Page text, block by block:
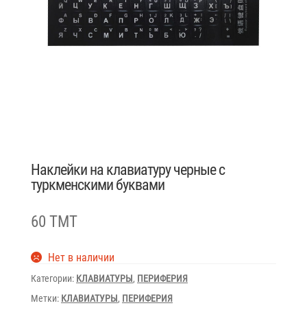
Наклейки на клавиатуру черные с
туркменскими буквами
60 TMT
Нет в наличии
Категории: КЛАВИАТУРЫ, ПЕРИФЕРИЯ
Метки: КЛАВИАТУРЫ, ПЕРИФЕРИЯ